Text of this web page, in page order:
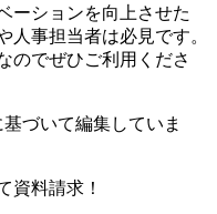
ーションを向上させた
人事担当者は必見です。
のでぜひご利用くださ
づいて編集していま
資料請求！